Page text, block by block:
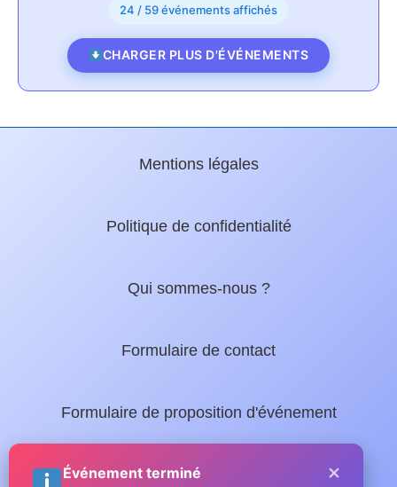
24 / 59 événements affichés
CHARGER PLUS D'ÉVÉNEMENTS
Mentions légales
Politique de confidentialité
Qui sommes-nous ?
Formulaire de contact
Formulaire de proposition d'événement
Nos guides locaux :
Événement terminé ×